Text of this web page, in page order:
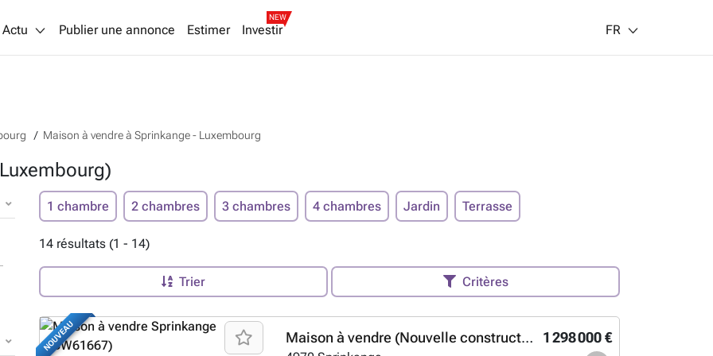
Actu Publier une annonce Estimer Investir
NEW
FR
Maison à vendre à Sprinkange - Luxembourg
1 chambre 2 chambres 3 chambres 4 chambres Jardin Terrasse
14 résultats (1 - 14)
Trier Critères
NOUVEAU 1 298 000 €
Maison à vendre (Nouvelle construction)